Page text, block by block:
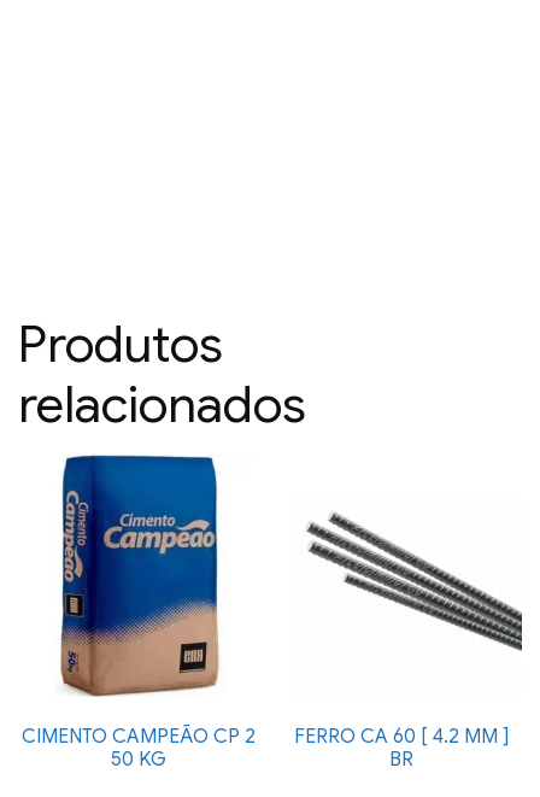
Produtos
relacionados
CIMENTO CAMPEÃO CP 2
50 KG
FERRO CA 60 [ 4.2 MM ]
BR